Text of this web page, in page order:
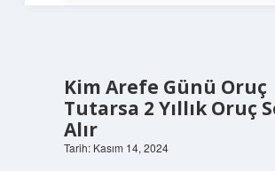
Kim Arefe Günü Oruç
Tutarsa 2 Yıllık Oruç
Alır
Tarih: Kasım 14, 2024